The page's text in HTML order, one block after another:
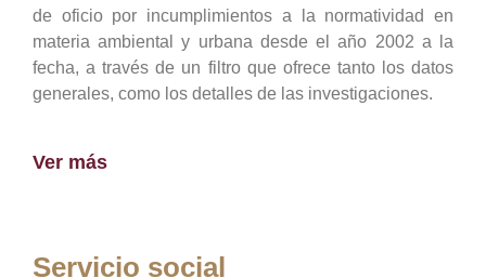
de oficio por incumplimientos a la normatividad en
materia ambiental y urbana desde el año 2002 a la
fecha, a través de un filtro que ofrece tanto los datos
generales, como los detalles de las investigaciones.
Ver más
Servicio social